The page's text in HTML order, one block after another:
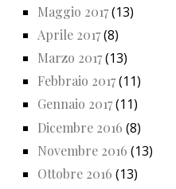
Maggio 2017(13)
Aprile 2017(8)
Marzo 2017(13)
Febbraio 2017(11)
Gennaio 2017(11)
Dicembre 2016 (8)
Novembre 2016 (13)
Ottobre 2016 (13)